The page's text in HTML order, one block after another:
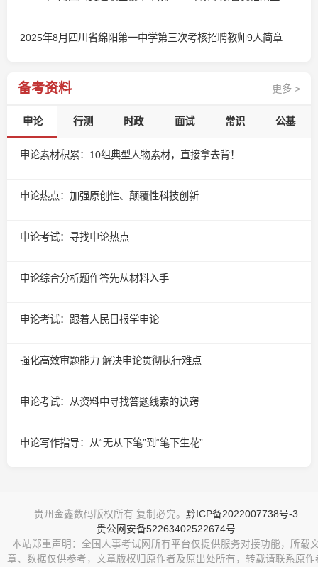
2025年8月四川省绵阳第一中学第三次考核招聘教师9人简章
备考资料 更多 >
申论 行测 时政 面试 常识 公基
申论素材积累：10组典型人物素材，直接拿去背！
申论热点：加强原创性、颠覆性科技创新
申论考试：寻找申论热点
申论综合分析题作答先从材料入手
申论考试：跟着人民日报学申论
强化高效审题能力 解决申论贯彻执行难点
申论考试：从资料中寻找答题线索的诀窍
申论写作指导：从“无从下笔”到“笔下生花”
贵州金鑫数码版权所有 复制必究。 黔ICP备2022007738号-3
贵公网安备52263402522674号
本站郑重声明：全国人事考试网所有平台仅提供服务对接功能，所载
章、数据仅供参考，文章版权归原作者及原出处所有，转载请联系原作